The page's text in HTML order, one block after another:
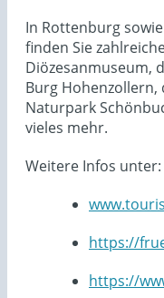
In Rottenburg
finden Sie
Diözesanmuseum,
Burg Hohenzollern,
Naturpark
vieles mehr.
Weitere Infos unter:
https://
https://